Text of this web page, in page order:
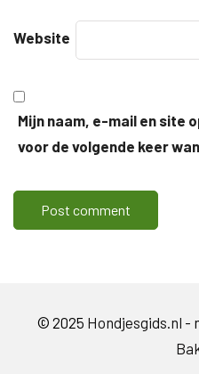
Website
Mijn naam, e-mail en site
voor de volgende keer
© 2025 Hondjesgids.nl -